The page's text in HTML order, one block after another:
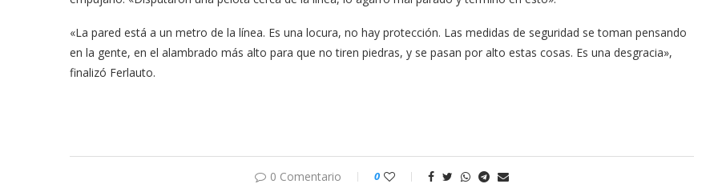
«La pared está a un metro de la línea. Es una locura, no hay protección. Las medidas de seguridad se toman pensando
en la gente, en el alambrado más alto para que no tiren piedras, y se pasan por alto estas cosas. Es una desgracia»,
finalizó Ferlauto.
0 Comentario 0